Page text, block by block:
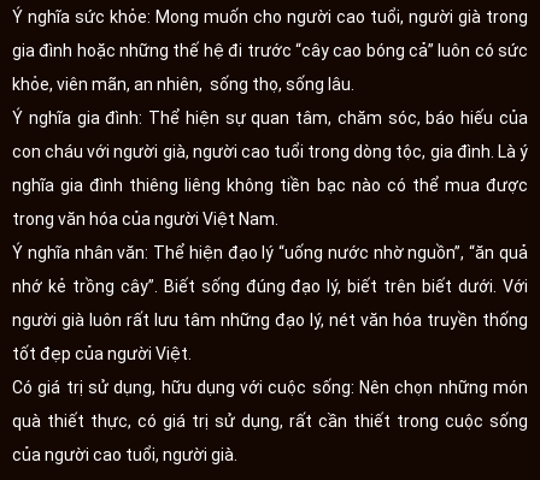
Ý nghĩa sức khỏe: Mong muốn cho người cao tuổi, người già trong
gia đình hoặc những thế hệ đi trước “cây cao bóng cả” luôn có sức
khỏe, viên mãn, an nhiên, sống thọ, sống lâu.
Ý nghĩa gia đình: Thể hiện sự quan tâm, chăm sóc, báo hiếu của
con cháu với người già, người cao tuổi trong dòng tộc, gia đình. Là ý
nghĩa gia đình thiêng liêng không tiền bạc nào có thể mua được
trong văn hóa của người Việt Nam.
Ý nghĩa nhân văn: Thể hiện đạo lý “uống nước nhờ nguồn”, “ăn quả
nhớ kẻ trồng cây”. Biết sống đúng đạo lý, biết trên biết dưới. Với
người già luôn rất lưu tâm những đạo lý, nét văn hóa truyền thống
tốt đẹp của người Việt.
Có giá trị sử dụng, hữu dụng với cuộc sống: Nên chọn những món
quà thiết thực, có giá trị sử dụng, rất cần thiết trong cuộc sống
của người cao tuổi, người già.